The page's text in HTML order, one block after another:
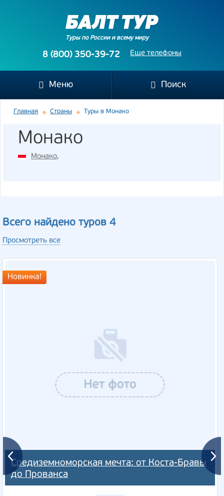
Туры по России и всему миру
Еще телефоны
8 (800) 350-39-72
Меню Поиск
Главная Страны Туры в Монако
Монако
Монако,
Всего найдено туров 4
Просмотреть все
Средиземноморская мечта: от Коста-Бравы
до Прованса
Новинка!